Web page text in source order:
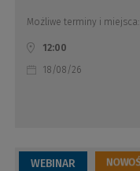
Możliwe terminy i miejsca:
12:00
18/08/26
WEBINAR